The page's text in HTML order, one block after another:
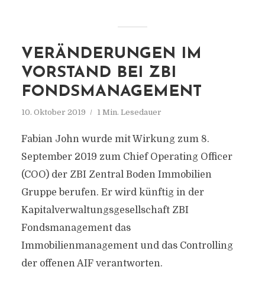
VERÄNDERUNGEN IM
VORSTAND BEI ZBI
FONDSMANAGEMENT
10. Oktober 2019 1 Min. Lesedauer
Fabian John wurde mit Wirkung zum 8.
September 2019 zum Chief Operating Officer
(COO) der ZBI Zentral Boden Immobilien
Gruppe berufen. Er wird künftig in der
Kapitalverwaltungsgesellschaft ZBI
Fondsmanagement das
Immobilienmanagement und das Controlling
der offenen AIF verantworten.